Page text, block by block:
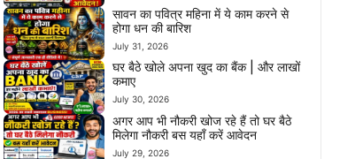
सावन का पवित्र महिना में ये काम करने से
होगा धन की बारिश
July 31, 2026
घर बैठे खोले अपना खुद का बैंक | और लाखों
कमाए
July 30, 2026
अगर आप भी नौकरी खोज रहे हैं तो घर बैठे
मिलेगा नौकरी बस यहाँ करें आवेदन
July 29, 2026